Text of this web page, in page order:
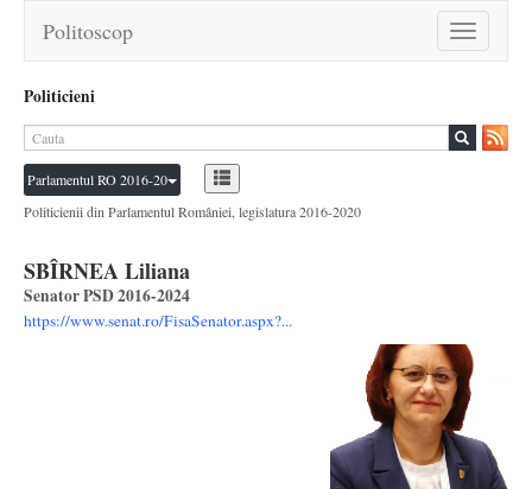
Toggle
navigation
Politoscop
Politicieni
Parlamentul RO 2016-20
Politicienii din Parlamentul României, legislatura 2016-2020
SBÎRNEA Liliana
Senator PSD 2016-2024
https://www.senat.ro/FisaSenator.aspx?...